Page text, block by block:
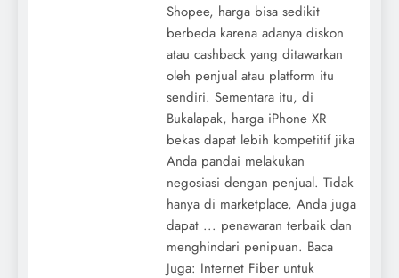
Shopee, harga bisa sedikit
berbeda karena adanya diskon
atau cashback yang ditawarkan
oleh penjual atau platform itu
sendiri. Sementara itu, di
Bukalapak, harga iPhone XR
bekas dapat lebih kompetitif jika
Anda pandai melakukan
negosiasi dengan penjual. Tidak
hanya di marketplace, Anda juga
dapat ... penawaran terbaik dan
menghindari penipuan. Baca
Juga: Internet Fiber untuk